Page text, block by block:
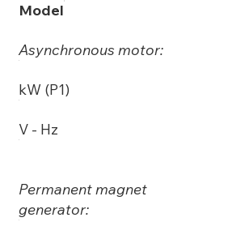
Model
Asynchronous motor:
kW (P1)
V - Hz
Permanent magnet
generator: